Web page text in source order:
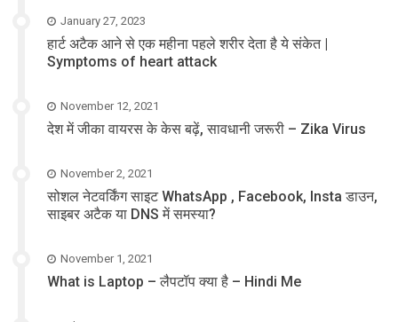
January 27, 2023
हार्ट अटैक आने से एक महीना पहले शरीर देता है ये संकेत |
Symptoms of heart attack
November 12, 2021
देश में जीका वायरस के केस बढ़ें, सावधानी जरूरी – Zika Virus
November 2, 2021
सोशल नेटवर्किंग साइट WhatsApp , Facebook, Insta डाउन,
साइबर अटैक या DNS में समस्या?
November 1, 2021
What is Laptop – लैपटॉप क्या है – Hindi Me